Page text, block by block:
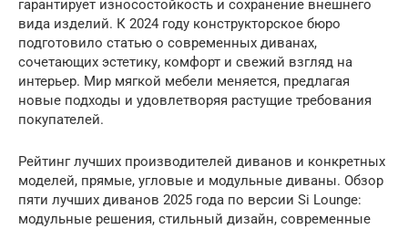
гарантирует износостойкость и сохранение внешнего
вида изделий. К 2024 году конструкторское бюро
подготовило статью о современных диванах,
сочетающих эстетику, комфорт и свежий взгляд на
интерьер. Мир мягкой мебели меняется, предлагая
новые подходы и удовлетворяя растущие требования
покупателей.
Рейтинг лучших производителей диванов и конкретных
моделей, прямые, угловые и модульные диваны. Обзор
пяти лучших диванов 2025 года по версии Si Lounge:
модульные решения, стильный дизайн, современные